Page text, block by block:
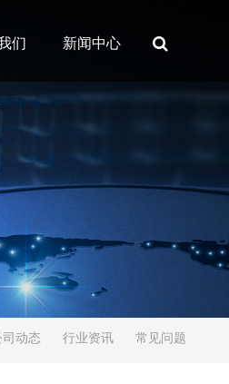
们 新闻中心
司动态 行业资讯 常见问题